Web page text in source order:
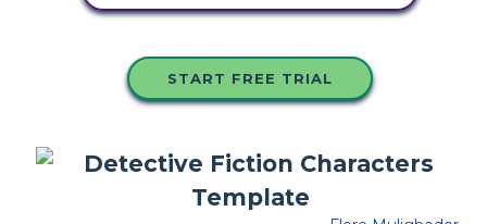
START FREE TRIAL